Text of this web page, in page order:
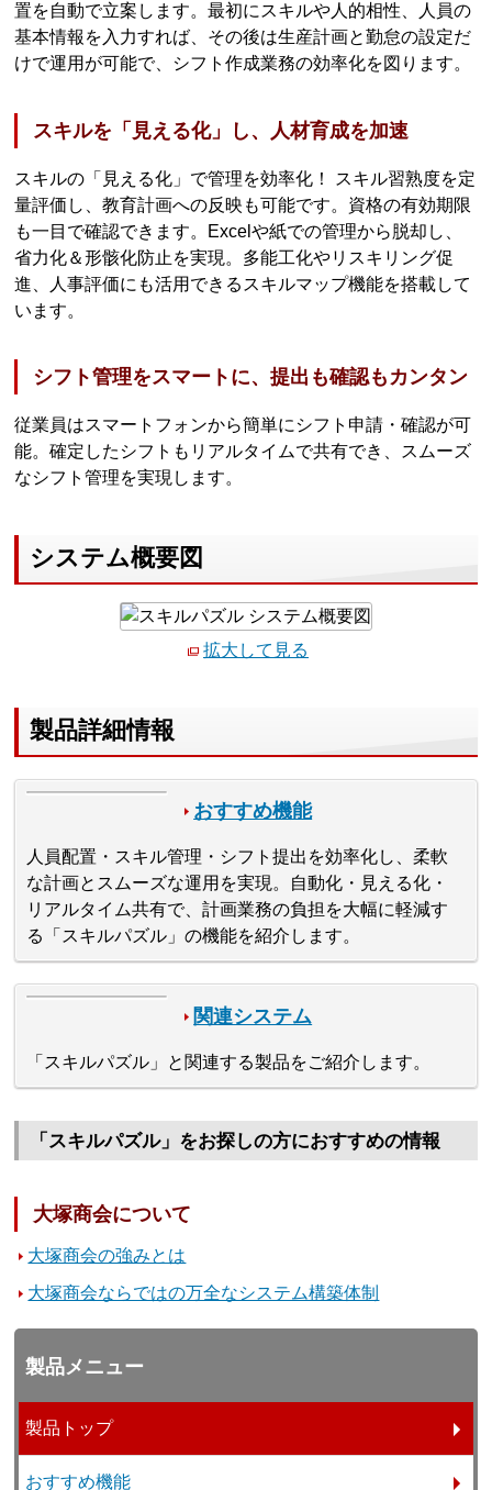
置を自動で立案します。最初にスキルや人的相性、人員の
基本情報を入力すれば、その後は生産計画と勤怠の設定だ
けで運用が可能で、シフト作成業務の効率化を図ります。
スキルを「見える化」し、人材育成を加速
スキルの「見える化」で管理を効率化！ スキル習熟度を定
量評価し、教育計画への反映も可能です。資格の有効期限
も一目で確認できます。Excelや紙での管理から脱却し、
省力化＆形骸化防止を実現。多能工化やリスキリング促
進、人事評価にも活用できるスキルマップ機能を搭載して
います。
シフト管理をスマートに、提出も確認もカンタン
従業員はスマートフォンから簡単にシフト申請・確認が可
能。確定したシフトもリアルタイムで共有でき、スムーズ
なシフト管理を実現します。
システム概要図
拡大して見る
製品詳細情報
おすすめ機能
人員配置・スキル管理・シフト提出を効率化し、柔軟
な計画とスムーズな運用を実現。自動化・見える化・
リアルタイム共有で、計画業務の負担を大幅に軽減す
る「スキルパズル」の機能を紹介します。
関連システム
「スキルパズル」と関連する製品をご紹介します。
「スキルパズル」をお探しの方におすすめの情報
大塚商会について
大塚商会の強みとは
大塚商会ならではの万全なシステム構築体制
製品メニュー
製品トップ
おすすめ機能